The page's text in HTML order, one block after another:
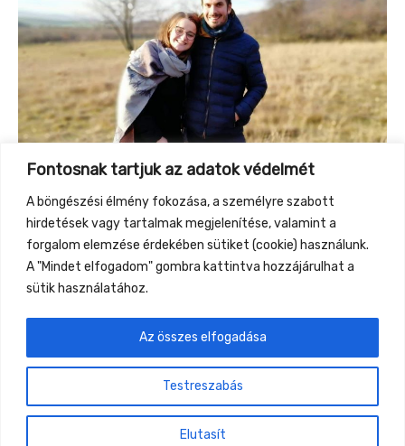
Fontosnak tartjuk az adatok védelmét
A böngészési élmény fokozása, a személyre szabott
hirdetések vagy tartalmak megjelenítése, valamint a
forgalom elemzése érdekében sütiket (cookie) használunk.
A "Mindet elfogadom" gombra kattintva hozzájárulhat a
sütik használatához.
Testreszabás
Elutasít
Az összes elfogadása
Previous Event
Gyüttment Találkozó, 2026. augusztus 27-30.,
Csobánkapuszta